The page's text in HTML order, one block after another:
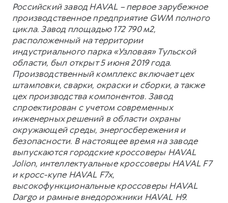
Российский завод HAVAL – первое зарубежное
производственное предприятие GWM полного
цикла. Завод площадью 172 790 м2,
расположенный на территории
индустриального парка «Узловая» Тульской
области, был открыт 5 июня 2019 года.
Производственный комплекс включает цех
штамповки, сварки, окраски и сборки, а также
цех производства компонентов. Завод
спроектирован с учетом современных
инженерных решений в области охраны
окружающей среды, энергосбережения и
безопасности. В настоящее время на заводе
выпускаются городские кроссоверы HAVAL
Jolion, интеллектуальные кроссоверы HAVAL F7
и кросс-купе HAVAL F7x,
высокофункциональные кроссоверы HAVAL
Dargo и рамные внедорожники HAVAL H9.